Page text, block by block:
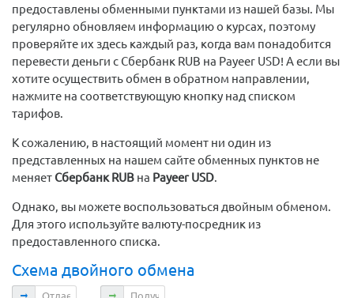
предоставлены обменными пунктами из нашей базы. Мы
регулярно обновляем информацию о курсах, поэтому
проверяйте их здесь каждый раз, когда вам понадобится
перевести деньги с Сбербанк RUB на Payeer USD! А если вы
хотите осуществить обмен в обратном направлении,
нажмите на соответствующую кнопку над списком
тарифов.
К сожалению, в настоящий момент ни один из
представленных на нашем сайте обменных пунктов не
меняет Сбербанк RUB на Payeer USD.
Однако, вы можете воспользоваться двойным обменом.
Для этого используйте валюту-посредник из
предоставленного списка.
Схема двойного обмена
Отдаете Получаете